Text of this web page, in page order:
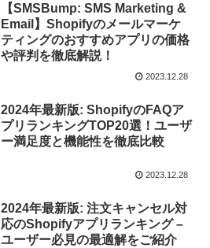
【SMSBump: SMS Marketing &
Email】Shopifyのメールマーケ
ティングのおすすめアプリの価格
や評判を徹底解説！
2023.12.28
2024年最新版: ShopifyのFAQア
プリランキングTOP20選！ユーザ
ー満足度と機能性を徹底比較
2023.12.28
2024年最新版: 注文キャンセル対
応のShopifyアプリランキング –
ユーザー必見の最適解をご紹介